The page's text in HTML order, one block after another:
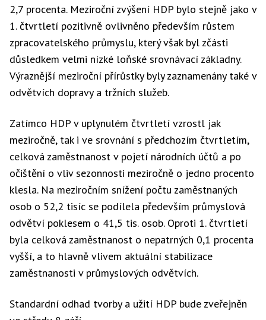
2,7 procenta. Meziroční zvýšení HDP bylo stejně jako v
1. čtvrtletí pozitivně ovlivněno především růstem
zpracovatelského průmyslu, který však byl zčásti
důsledkem velmi nízké loňské srovnávací základny.
Výraznější meziroční přírůstky byly zaznamenány také v
odvětvích dopravy a tržních služeb.
Zatímco HDP v uplynulém čtvrtletí vzrostl jak
meziročně, tak i ve srovnání s předchozím čtvrtletím,
celková zaměstnanost v pojetí národních účtů a po
očištění o vliv sezonnosti meziročně o jedno procento
klesla. Na meziročním snížení počtu zaměstnaných
osob o 52,2 tisíc se podílela především průmyslová
odvětví poklesem o 41,5 tis. osob. Oproti 1. čtvrtletí
byla celková zaměstnanost o nepatrných 0,1 procenta
vyšší, a to hlavně vlivem aktuální stabilizace
zaměstnanosti v průmyslových odvětvích.
Standardní odhad tvorby a užití HDP bude zveřejněn